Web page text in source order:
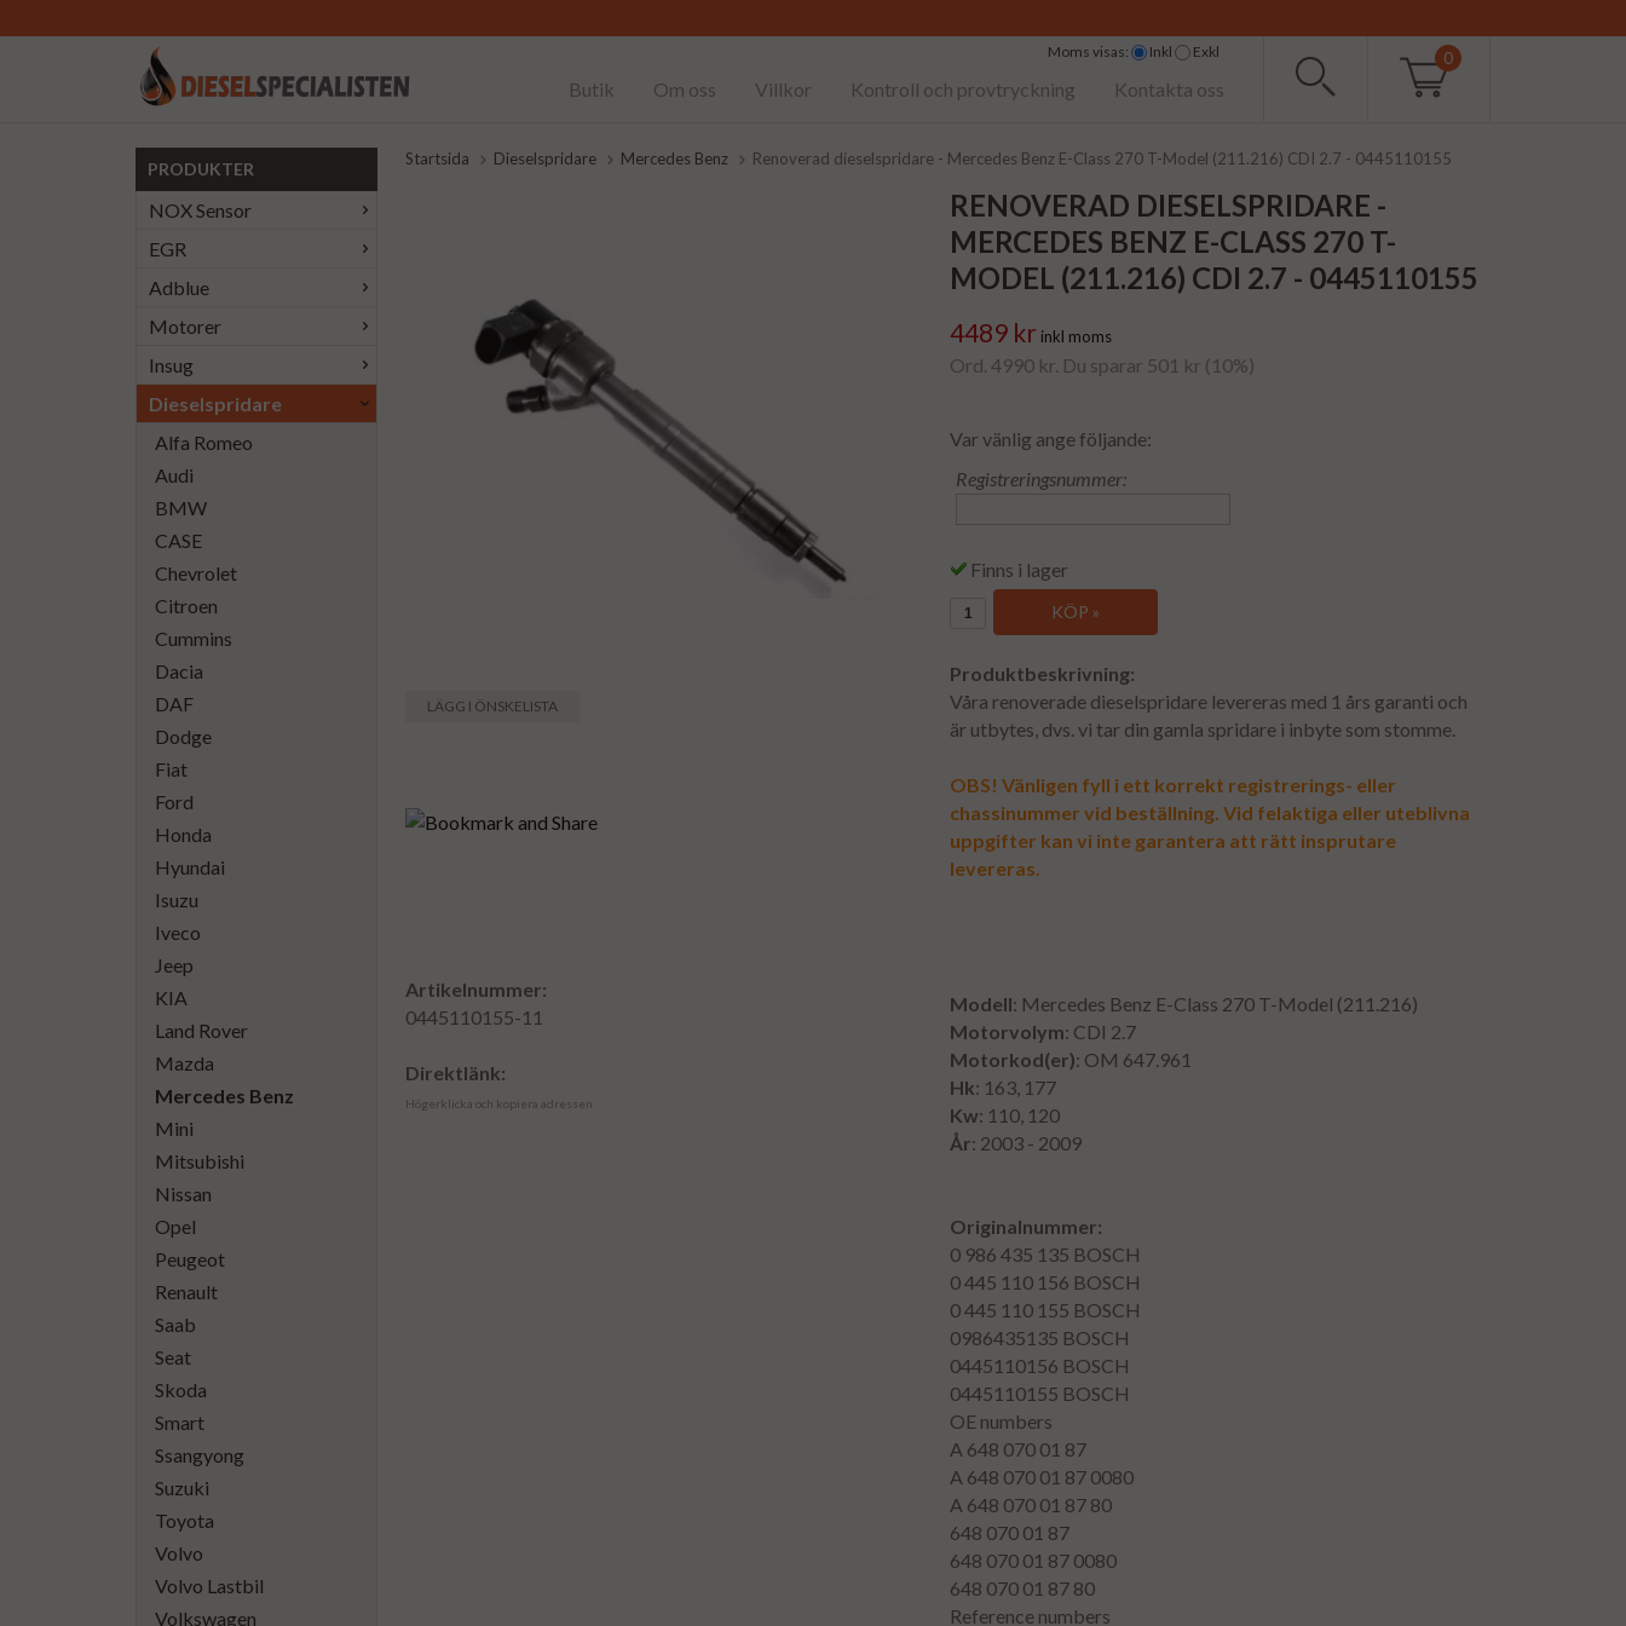
0
Moms visas: Inkl Exkl
Butik Om oss Villkor Kontroll och provtryckning Kontakta oss
PRODUKTER
NOX Sensor
EGR
Adblue
Motorer
Insug
Dieselspridare
Alfa Romeo
Audi
BMW
CASE
Chevrolet
Citroen
Cummins
Dacia
DAF
Dodge
Fiat
Ford
Honda
Hyundai
Isuzu
Iveco
Jeep
KIA
Land Rover
Mazda
Mercedes Benz
Mini
Mitsubishi
Nissan
Opel
Peugeot
Renault
Saab
Seat
Skoda
Smart
Ssangyong
Suzuki
Toyota
Volvo
Volvo Lastbil
Volkswagen
Startsida Dieselspridare Mercedes Benz Renoverad dieselspridare - Mercedes Benz E-Class 270 T-Model (211.216) CDI 2.7 - 0445110155
LÄGG I ÖNSKELISTA
Artikelnummer:
0445110155-11
Direktlänk:
Högerklicka och kopiera adressen
RENOVERAD DIESELSPRIDARE -
MERCEDES BENZ E-CLASS 270 T-
MODEL (211.216) CDI 2.7 - 0445110155
4489 kr inkl moms
Ord. 4990 kr. Du sparar 501 kr (10%)
Var vänlig ange följande:
Registreringsnummer:
Finns i lager
KÖP »
Produktbeskrivning:
Våra renoverade dieselspridare levereras med 1 års garanti och
är utbytes, dvs. vi tar din gamla spridare i inbyte som stomme.
OBS! Vänligen fyll i ett korrekt registrerings- eller
chassinummer vid beställning. Vid felaktiga eller uteblivna
uppgifter kan vi inte garantera att rätt insprutare
levereras.
Modell: Mercedes Benz E-Class 270 T-Model (211.216)
Motorvolym: CDI 2.7
Motorkod(er): OM 647.961
Hk: 163, 177
Kw: 110, 120
År: 2003 - 2009
Originalnummer:
0 986 435 135 BOSCH
0 445 110 156 BOSCH
0 445 110 155 BOSCH
0986435135 BOSCH
0445110156 BOSCH
0445110155 BOSCH
OE numbers
A 648 070 01 87
A 648 070 01 87 0080
A 648 070 01 87 80
648 070 01 87
648 070 01 87 0080
648 070 01 87 80
Reference numbers